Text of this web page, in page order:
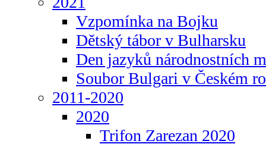
Vzpomínka na Bojku
Dětský tábor v Bulharsku
Den jazyků národnostních
Soubor Bulgari v Českém
2011-2020
2020
Trifon Zarezan 2020